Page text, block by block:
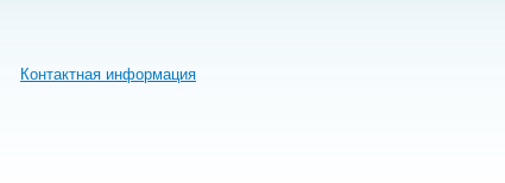
Контактная информация